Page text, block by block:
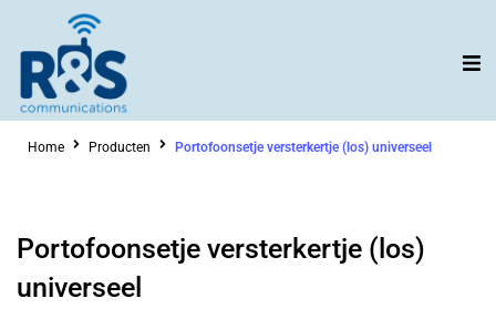
inhoud
Home Producten Portofoonsetje versterkertje (los) universeel
Portofoonsetje versterkertje (los)
universeel